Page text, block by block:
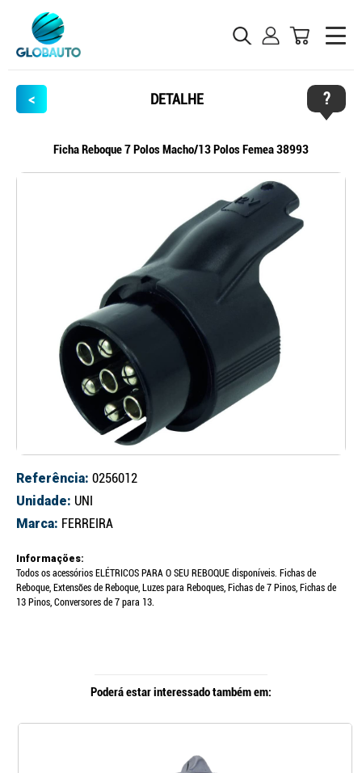
< DETALHE ?
Ficha Reboque 7 Polos Macho/13 Polos Femea 38993
Referência: 0256012
Unidade: UNI
Marca: FERREIRA
Informações:
Todos os acessórios ELÉTRICOS PARA O SEU REBOQUE disponíveis. Fichas de
Reboque, Extensões de Reboque, Luzes para Reboques, Fichas de 7 Pinos, Fichas de
13 Pinos, Conversores de 7 para 13.
Poderá estar interessado também em: